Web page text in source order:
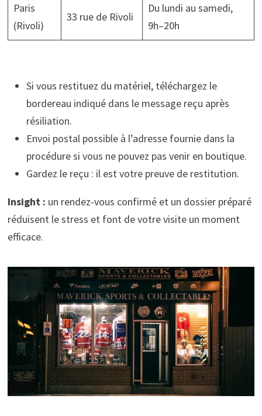
Paris
(Rivoli)
33 rue de Rivoli
Du lundi au samedi,
9h–20h
Si vous restituez du matériel, téléchargez le
bordereau indiqué dans le message reçu après
résiliation.
Envoi postal possible à l’adresse fournie dans la
procédure si vous ne pouvez pas venir en boutique.
Gardez le reçu : il est votre preuve de restitution.
Insight : un rendez-vous confirmé et un dossier préparé
réduisent le stress et font de votre visite un moment
efficace.